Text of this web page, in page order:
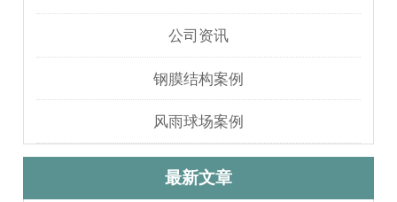
公司资讯
钢膜结构案例
风雨球场案例
最新文章